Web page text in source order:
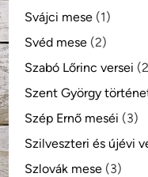
Svájci mese (1)
Svéd mese (2)
Szabó Lőrinc versei
Szent György
Szép Ernő meséi (3)
Szilveszteri és újévi
Szlovák mese (3)